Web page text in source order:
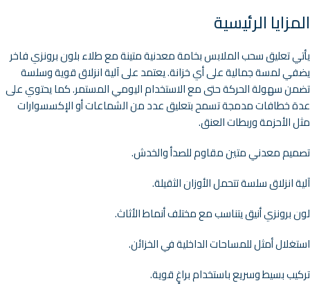
المزايا الرئيسية
يأتي تعليق سحب الملابس بخامة معدنية متينة مع طلاء بلون برونزي فاخر
يضفي لمسة جمالية على أي خزانة. يعتمد على آلية انزلاق قوية وسلسة
تضمن سهولة الحركة حتى مع الاستخدام اليومي المستمر. كما يحتوي على
عدة خطافات مدمجة تسمح بتعليق عدد من الشماعات أو الإكسسوارات
مثل الأحزمة وربطات العنق.
تصميم معدني متين مقاوم للصدأ والخدش.
آلية انزلاق سلسة تتحمل الأوزان الثقيلة.
لون برونزي أنيق يتناسب مع مختلف أنماط الأثاث.
استغلال أمثل للمساحات الداخلية في الخزائن.
تركيب بسيط وسريع باستخدام براغٍ قوية.